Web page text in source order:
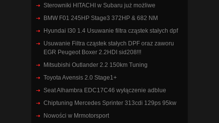
Sterowniki HITACHI w Subaru już możliwe
BMW F01 245HP Stage3 372HP & 682 NM
Hyundai I30 1.4 Usuwanie filtra cząstek stałych dpf
Usuwanie Filtra cząstek stałych DPF oraz zaworu
EGR Peugeot Boxer 2.2HDI sid208!!!
Mitsubishi Outlander 2.2 150km Tuning
Toyota Avensis 2.0 Stage1+
Seat Alhambra EDC17C46 wyłączenie adblue
Chiptuning Mercedes Sprinter 313cdi 129ps 95kw
Nowości w Mrmotorsport